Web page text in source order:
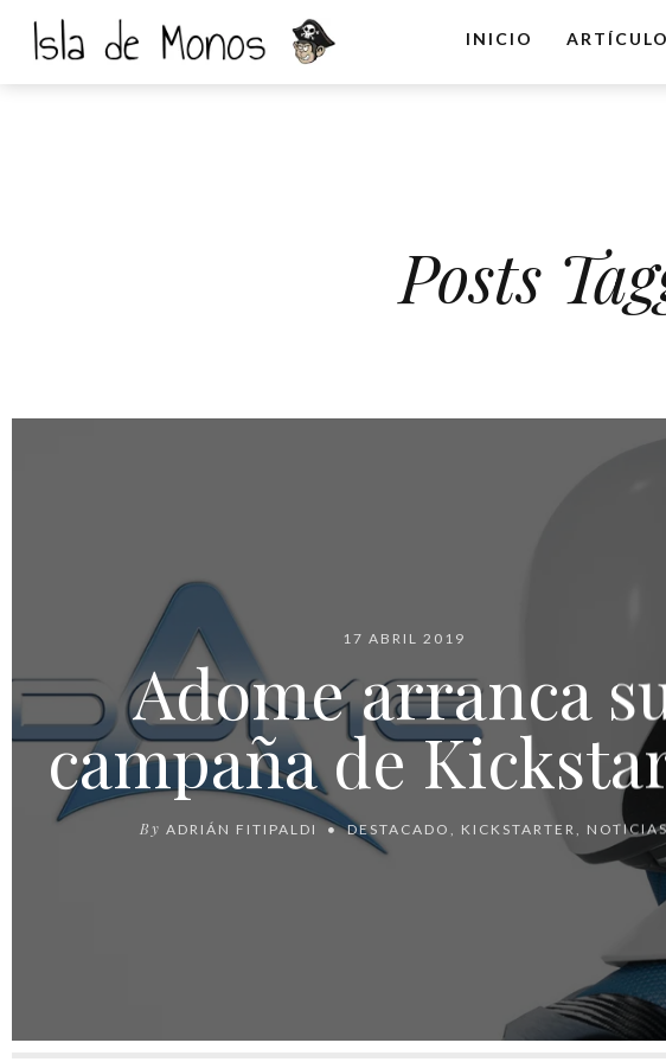
INICIO
Posts
17 ABRIL 2019
Adome arranca
campaña de
By ADRIÁN FITIPALDI DESTACADO KICKSTARTER